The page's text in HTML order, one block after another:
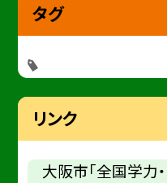
タグ
リンク
大阪市「全国学力